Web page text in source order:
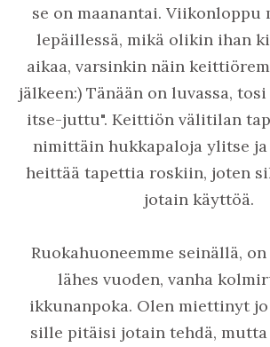
se on maanantai. Viikonloppu
lepäillessä, mikä olikin ihan
aikaa, varsinkin näin
jälkeen:) Tänään on luvassa,
itse-juttu". Keittiön välitilan
nimittäin hukkapaloja ylitse
heittää tapettia roskiin, joten
jotain käyttöä.
Ruokahuoneemme seinällä,
lähes vuoden, vanha
ikkunanpoka. Olen miettinyt
sille pitäisi jotain tehdä,